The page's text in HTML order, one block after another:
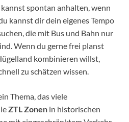
spontan anhalten, wenn
kannst dir dein eigenes Tempo
die mit Bus und Bahn nur
Wenn du gerne frei planst
kombinieren willst,
zu schätzen wissen.
Thema, das viele
ZTL Zonen in historischen